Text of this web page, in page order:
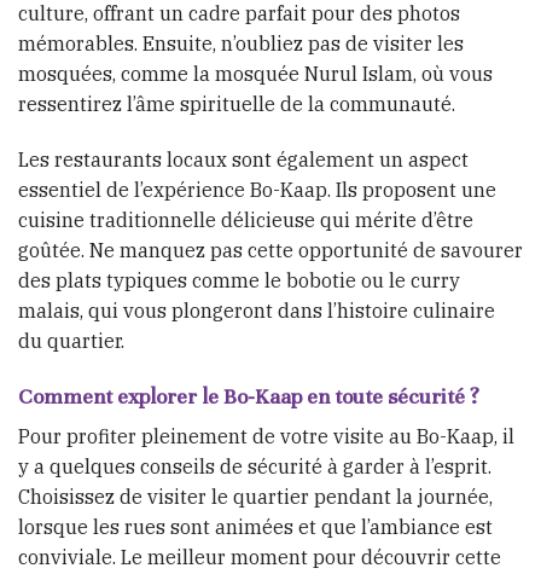
culture, offrant un cadre parfait pour des photos
mémorables. Ensuite, n’oubliez pas de visiter les
mosquées, comme la mosquée Nurul Islam, où vous
ressentirez l’âme spirituelle de la communauté.
Les restaurants locaux sont également un aspect
essentiel de l’expérience Bo-Kaap. Ils proposent une
cuisine traditionnelle délicieuse qui mérite d’être
goûtée. Ne manquez pas cette opportunité de savourer
des plats typiques comme le bobotie ou le curry
malais, qui vous plongeront dans l’histoire culinaire
du quartier.
Comment explorer le Bo-Kaap en toute sécurité ?
Pour profiter pleinement de votre visite au Bo-Kaap, il
y a quelques conseils de sécurité à garder à l’esprit.
Choisissez de visiter le quartier pendant la journée,
lorsque les rues sont animées et que l’ambiance est
conviviale. Le meilleur moment pour découvrir cette